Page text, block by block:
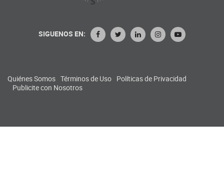
SIGUENOS EN:
Quiénes Somos Términos de Uso Políticas de Privacidad
Publicite con Nosotros